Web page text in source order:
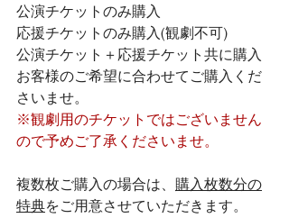
公演チケットのみ購入
応援チケットのみ購入(観劇不可)
公演チケット＋応援チケット共に購入
お客様のご希望に合わせてご購入くだ
さいませ。
※観劇用のチケットではございません
ので予めご了承くださいませ。
複数枚ご購入の場合は、 購入枚数分の
特典をご用意させていただきます。